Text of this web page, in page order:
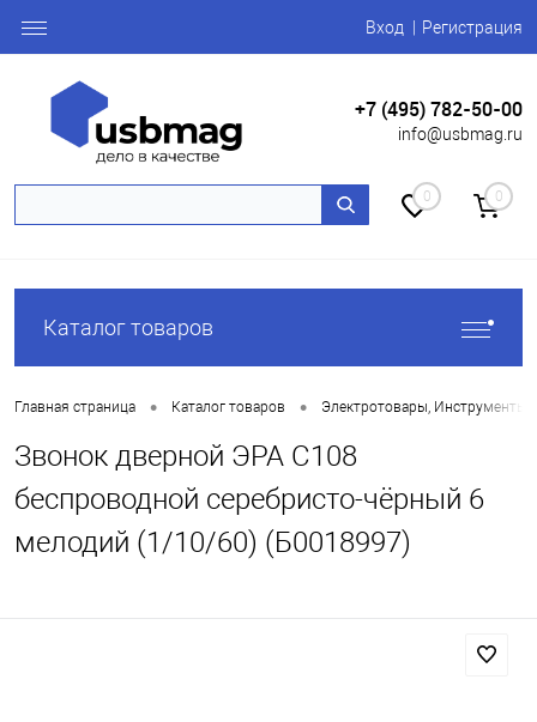
Вход Регистрация
+7 (495) 782-50-00
info@usbmag.ru
0 0
Каталог товаров
Главная страница • Каталог товаров • Электротовары, Инструменты
Звонок дверной ЭРА C108
беспроводной серебристо-чёрный 6
мелодий (1/10/60) (Б0018997)